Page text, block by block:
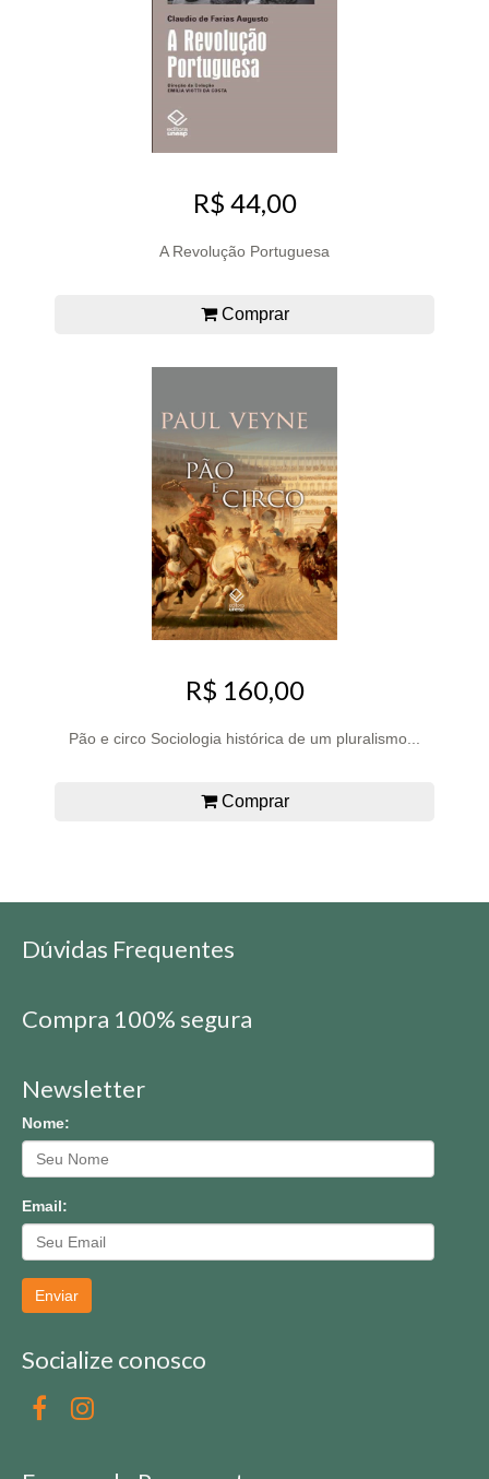
R$ 44,00
A Revolução Portuguesa
Comprar
R$ 160,00
Pão e circo Sociologia histórica de um pluralismo...
Comprar
Dúvidas Frequentes
Compra 100% segura
Newsletter
Nome:
Email:
Enviar
Socialize conosco